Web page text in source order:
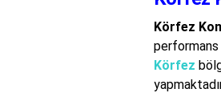
Körfez
performans
Körfez